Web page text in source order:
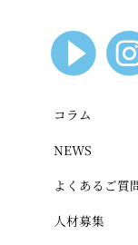
コラム
NEWS
よくあるご質
人材募集